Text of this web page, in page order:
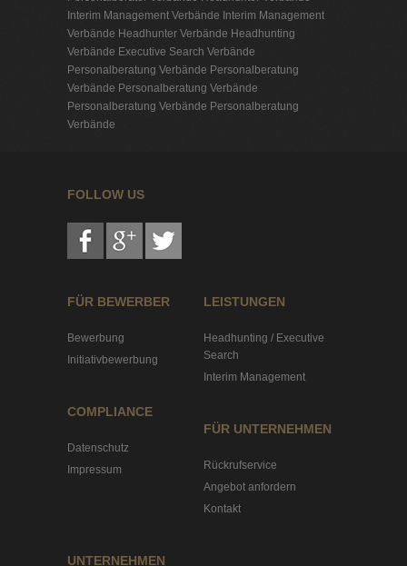
Interim Management Verbände Interim Management
Verbände Headhunter Verbände Headhunting
Verbände Executive Search Verbände
Personalberatung Verbände Personalberatung
Verbände Personalberatung Verbände
Personalberatung Verbände Personalberatung
Verbände
FOLLOW US
FÜR BEWERBER
Bewerbung
Initiativbewerbung
COMPLIANCE
Datenschutz
Impressum
LEISTUNGEN
Headhunting / Executive
Search
Interim Management
FÜR UNTERNEHMEN
Rückrufservice
Angebot anfordern
Kontakt
UNTERNEHMEN